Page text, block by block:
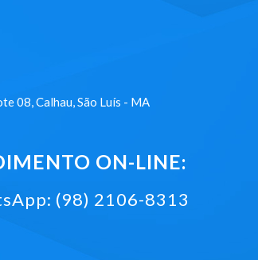
08, Calhau, São Luís - MA
ON-LINE:
(98) 2106-8313